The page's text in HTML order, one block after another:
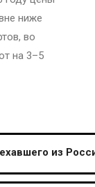
ниже
во
на 3–5
из